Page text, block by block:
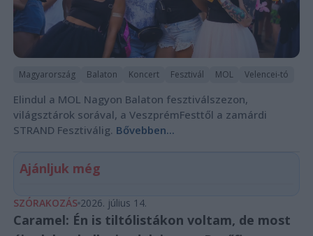
Magyarország Balaton Koncert Fesztivál MOL Velencei-tó
Elindul a MOL Nagyon Balaton fesztiválszezon,
világsztárok sorával, a VeszprémFesttől a zamárdi
STRAND Fesztiválig. Bővebben...
Ajánljuk még
SZÓRAKOZÁS 2026. július 14.
Caramel: Én is tiltólistákon voltam, de most